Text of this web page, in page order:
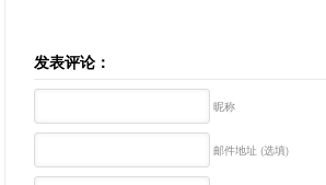
发表评论：
昵称
邮件地址 (选填)